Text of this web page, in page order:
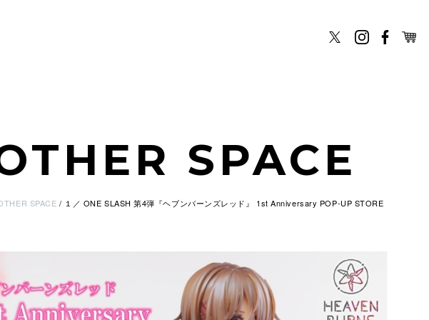
SPACE
SPACE １／ ONE SLASH 第4弾『ヘブンバーンズレッド』 1st Anniversary POP-UP STORE